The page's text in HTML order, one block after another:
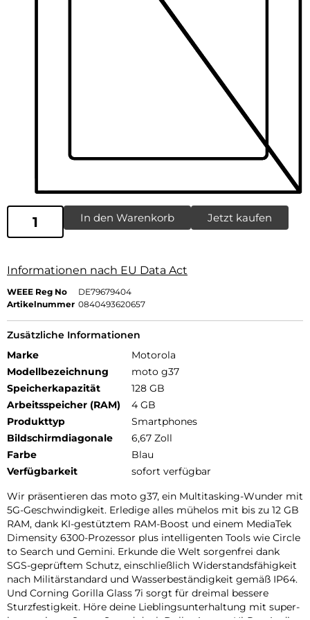
In den Warenkorb Jetzt kaufen
Informationen nach EU Data Act
WEEE Reg No
DE79679404
Artikelnummer 0840493620657
Zusätzliche Informationen
Marke
Motorola
Modellbezeichnung
moto g37
Speicherkapazität
128 GB
Arbeitsspeicher (RAM)
4 GB
Produkttyp
Smartphones
Bildschirmdiagonale
6,67 Zoll
Farbe
Blau
Verfügbarkeit
sofort verfügbar
Wir präsentieren das moto g37, ein Multitasking-Wunder mit
5G-Geschwindigkeit. Erledige alles mühelos mit bis zu 12 GB
RAM, dank KI-gestütztem RAM-Boost und einem MediaTek
Dimensity 6300-Prozessor plus intelligenten Tools wie Circle
to Search und Gemini. Erkunde die Welt sorgenfrei dank
SGS-geprüftem Schutz, einschließlich Widerstandsfähigkeit
nach Militärstandard und Wasserbeständigkeit gemäß IP64.
Und Corning Gorilla Glass 7i sorgt für dreimal bessere
Sturzfestigkeit. Höre deine Lieblingsunterhaltung mit super-